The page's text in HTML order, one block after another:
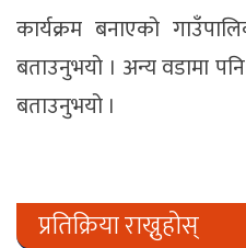
कार्यक्रम बनाएको
बताउनुभयो । अन्य वडामा
बताउनुभयो ।
प्रतिक्रिया राख्नुहोस्